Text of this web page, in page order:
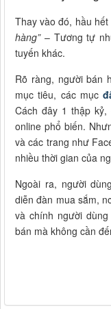
Thay vào đó, hầu
hàng”– Tương tự
tuyến khác.
Rõ ràng, người bán
mục tiêu, các mục
Cách đây 1 thập kỷ,
online phổ biến.
và các trang như
nhiều thời gian của
Ngoài ra, người
diễn đàn mua sắm,
và chính người
bán mà không cần